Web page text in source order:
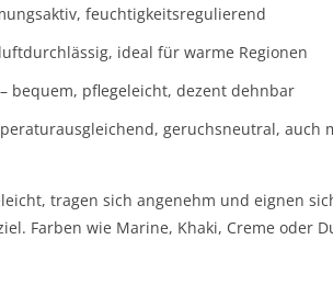
feuchtigkeitsregulierend
ideal für warme Regionen
– bequem, pflegeleicht, dezent dehnbar
geruchsneutral, auch
tragen sich angenehm und eignen
Farben wie Marine, Khaki, Creme oder